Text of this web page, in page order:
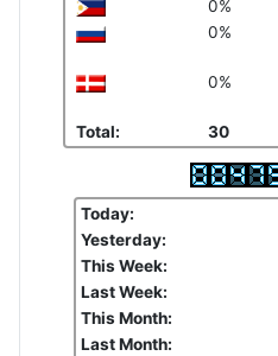
0%
0%
0%
Total: 30
Today:
Yesterday:
This Week:
Last Week:
This Month:
Last Month: